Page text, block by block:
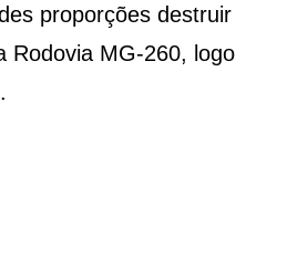
proporções destruir
Rodovia MG-260, logo